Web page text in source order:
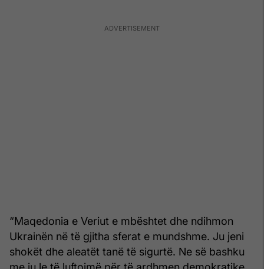
“Maqedonia e Veriut e mbështet dhe ndihmon
Ukrainën në të gjitha sferat e mundshme. Ju jeni
shokët dhe aleatët tanë të sigurtë. Ne së bashku